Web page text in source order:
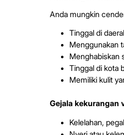
Anda mungkin
Tinggal di
Menggunakan
Menghabiskan
Tinggal di kota
Memiliki kulit
Gejala kekurangan
Kelelahan,